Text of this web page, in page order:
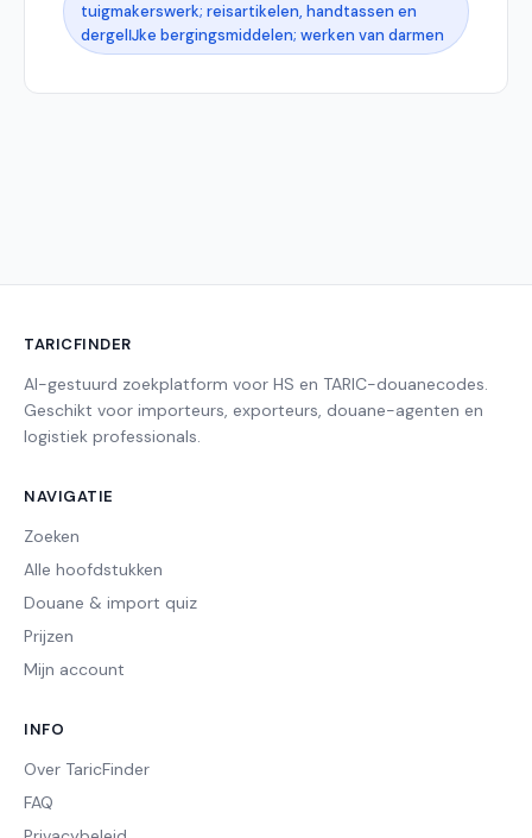
tuigmakerswerk; reisartikelen, handtassen en
dergelĲke bergingsmiddelen; werken van darmen
TARICFINDER
AI-gestuurd zoekplatform voor HS en TARIC-douanecodes.
Geschikt voor importeurs, exporteurs, douane-agenten en
logistiek professionals.
NAVIGATIE
Zoeken
Alle hoofdstukken
Douane & import quiz
Prijzen
Mijn account
INFO
Over TaricFinder
FAQ